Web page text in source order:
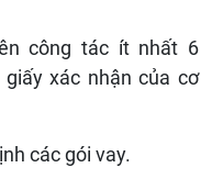
công tác ít nhất 6
xác nhận của cơ
các gói vay.